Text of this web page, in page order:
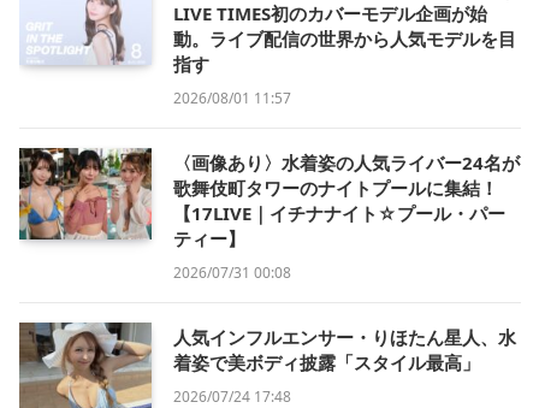
LIVE TIMES初のカバーモデル企画が始
動。ライブ配信の世界から人気モデルを目
指す
2026/08/01 11:57
〈画像あり〉水着姿の人気ライバー24名が
歌舞伎町タワーのナイトプールに集結！
【17LIVE｜イチナナイト☆プール・パー
ティー】
2026/07/31 00:08
人気インフルエンサー・りほたん星人、水
着姿で美ボディ披露「スタイル最高」
2026/07/24 17:48